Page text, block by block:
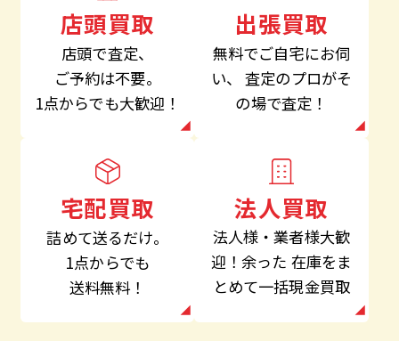
店頭買取
店頭で査定、
ご予約は不要。
1点からでも大歓迎！
出張買取
無料でご自宅にお伺
い、
査定のプロがそ
の場で査定！
宅配買取
詰めて送るだけ。
1点からでも
送料無料！
法人買取
法人様・業者様大歓
迎！余った 在庫をま
とめて一括現金買取